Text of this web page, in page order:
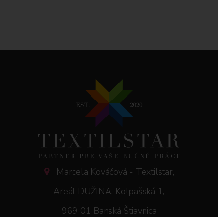
Marcela Kováčová - Textilstar,
Areál DUŽINA, Kolpašská 1,
969 01 Banská Štiavnica